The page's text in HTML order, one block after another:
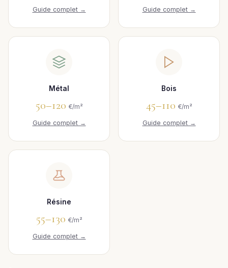
Guide complet → Guide complet →
Métal
50–120 €/m²
Guide complet →
Bois
45–110 €/m²
Guide complet →
Résine
55–130 €/m²
Guide complet →